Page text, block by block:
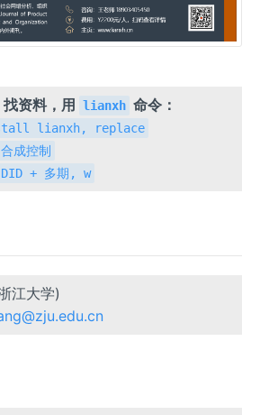
资料，用 lianxh 命令：
lianxh, replace
成控制
+ 多期, w
江大学)